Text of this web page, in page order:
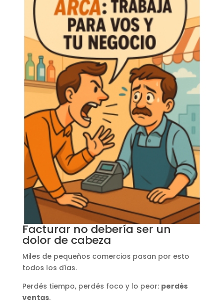
Facturar no debería ser un
dolor de cabeza
Miles de pequeños comercios pasan por esto
todos los días.
Perdés tiempo, perdés foco y lo peor: perdés
ventas.